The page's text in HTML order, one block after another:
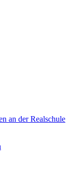
an der Realschule